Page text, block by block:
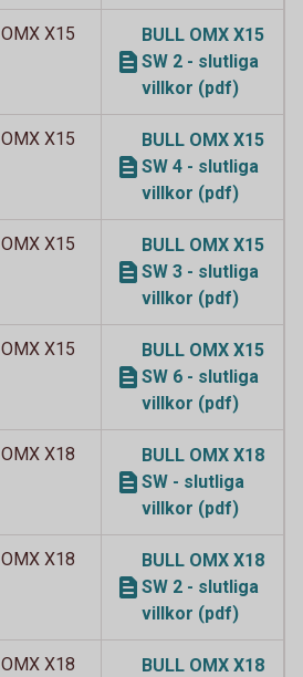
X15
BULL OMX X15
SW 2 - slutliga
villkor (pdf)
X15
BULL OMX X15
SW 4 - slutliga
villkor (pdf)
X15
BULL OMX X15
SW 3 - slutliga
villkor (pdf)
X15
BULL OMX X15
SW 6 - slutliga
villkor (pdf)
X18
BULL OMX X18
SW - slutliga
villkor (pdf)
X18
BULL OMX X18
SW 2 - slutliga
villkor (pdf)
X18
BULL OMX X18